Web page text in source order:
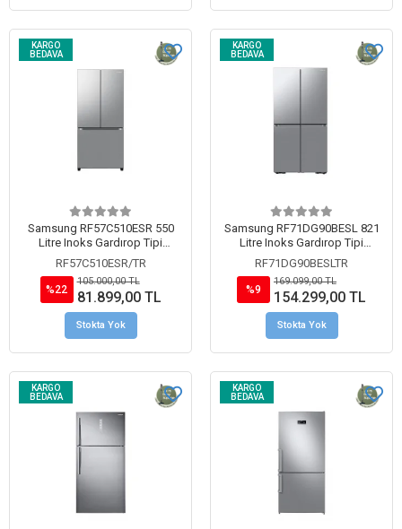
KARGO
BEDAVA
Samsung RF57C510ESR 550
Litre Inoks Gardırop Tipi
Buzdolabı
RF57C510ESR/TR
%22
105.000,00 TL
81.899,00 TL
Stokta Yok
KARGO
BEDAVA
Samsung RF71DG90BESL 821
Litre Inoks Gardırop Tipi
Buzdolabı
RF71DG90BESLTR
%9
169.099,00 TL
154.299,00 TL
Stokta Yok
KARGO
BEDAVA
KARGO
BEDAVA